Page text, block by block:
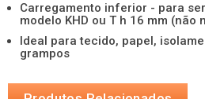
Carregamento inferior - para
modelo KHD ou T h 16 mm (não
Ideal para tecido, papel,
grampos